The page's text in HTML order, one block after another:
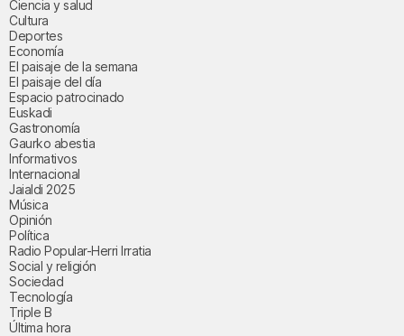
Ciencia y salud
Cultura
Deportes
Economía
El paisaje de la semana
El paisaje del día
Espacio patrocinado
Euskadi
Gastronomía
Gaurko abestia
Informativos
Internacional
Jaialdi 2025
Música
Opinión
Política
Radio Popular-Herri Irratia
Social y religión
Sociedad
Tecnología
Triple B
Última hora